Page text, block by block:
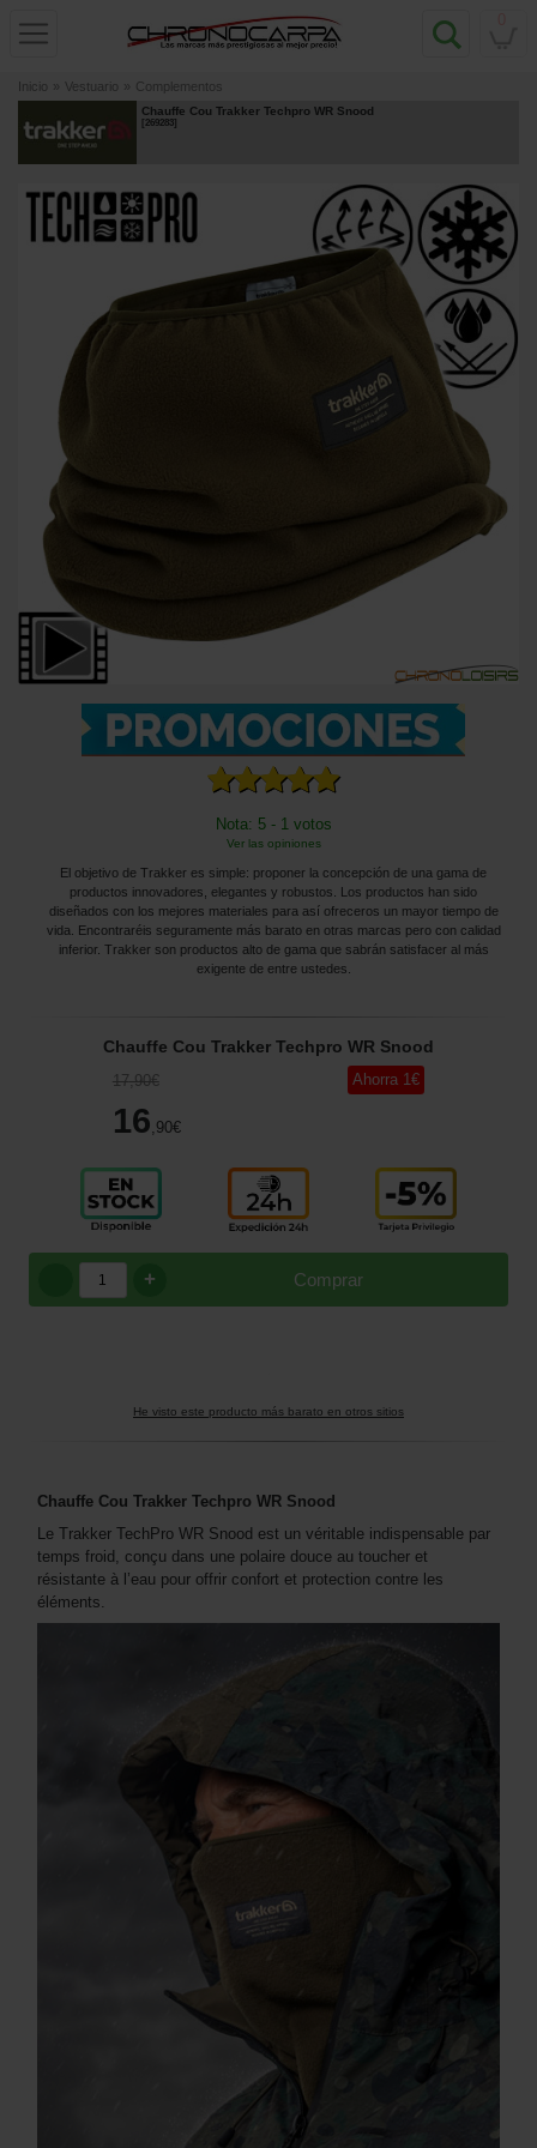
Inicio » Vestuario » Complementos
Chauffe Cou Trakker Techpro WR Snood
[269283]
Nota: 5 - 1 votos
Ver las opiniones
El objetivo de Trakker es simple: proponer la concepción de una gama de
productos innovadores, elegantes y robustos. Los productos han sido
diseñados con los mejores materiales para así ofreceros un mayor tiempo de
vida. Encontraréis seguramente más barato en otras marcas pero con calidad
inferior. Trakker son productos alto de gama que sabrán satisfacer al más
exigente de entre ustedes.
Chauffe Cou Trakker Techpro WR Snood
17,90€
16 ,90€
Ahorra 1€
Comprar
+
He visto este producto más barato en otros sitios
Chauffe Cou Trakker Techpro WR Snood
Le Trakker TechPro WR Snood est un véritable indispensable par
temps froid, conçu dans une polaire douce au toucher et
résistante à l’eau pour offrir confort et protection contre les
éléments.